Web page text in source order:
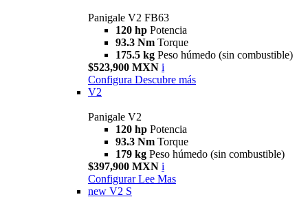
Panigale V2 FB63
120 hp Potencia
93.3 Nm Torque
175.5 kg Peso húmedo (sin combustible)
$523,900 MXN i
Configura Descubre más
V2
Panigale V2
120 hp Potencia
93.3 Nm Torque
179 kg Peso húmedo (sin combustible)
$397,900 MXN i
Configurar Lee Mas
new V2 S